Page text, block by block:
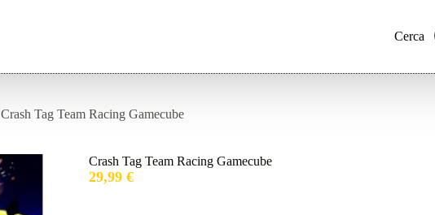
Cerca
Crash Tag Team Racing Gamecube
Crash Tag Team Racing Gamecube
29,99€